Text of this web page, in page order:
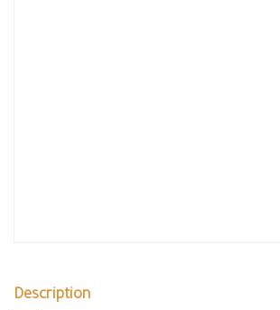
Description